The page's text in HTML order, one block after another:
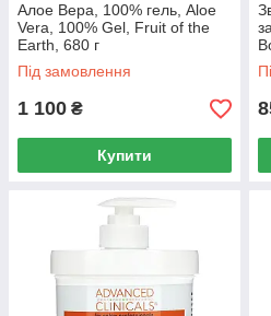
Алое Вера, 100% гель, Aloe
Vera, 100% Gel, Fruit of the
Earth, 680 г
Під замовлення
1 100 ₴
Купити